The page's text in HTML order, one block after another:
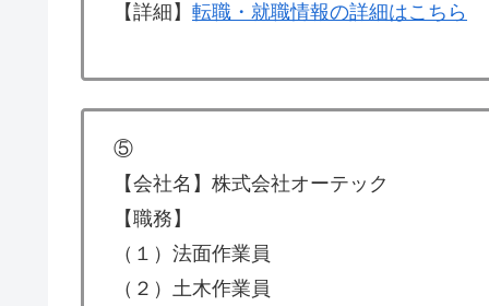
【詳細】 転職・就職情報の詳細はこちら
⑤
【会社名】株式会社オーテック
【職務】
（１）法面作業員
（２）土木作業員